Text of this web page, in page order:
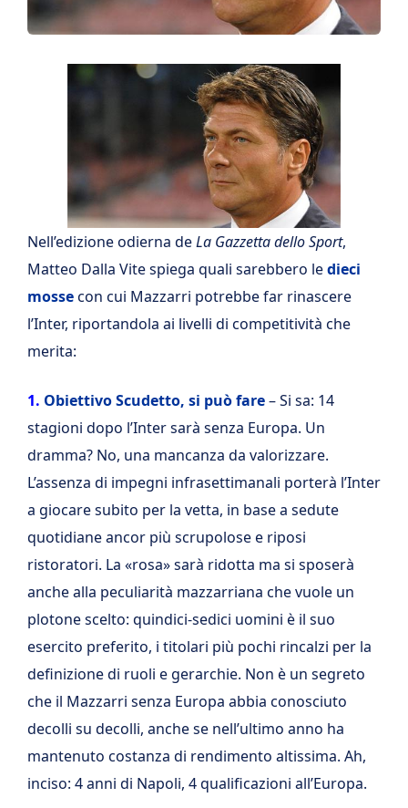
Nell’edizione odierna deLa Gazzetta dello Sport,
Matteo Dalla Vite spiega quali sarebbero ledieci
mossecon cui Mazzarri potrebbe far rinascere
l’Inter, riportandola ai livelli di competitività che
merita:
1. Obiettivo Scudetto, si può fare– Si sa: 14
stagioni dopo l’Inter sarà senza Europa. Un
dramma? No, una mancanza da valorizzare.
L’assenza di impegni infrasettimanali porterà l’Inter
a giocare subito per la vetta, in base a sedute
quotidiane ancor più scrupolose e riposi
ristoratori. La «rosa» sarà ridotta ma si sposerà
anche alla peculiarità mazzarriana che vuole un
plotone scelto: quindici-sedici uomini è il suo
esercito preferito, i titolari più pochi rincalzi per la
definizione di ruoli e gerarchie. Non è un segreto
che il Mazzarri senza Europa abbia conosciuto
decolli su decolli, anche se nell’ultimo anno ha
mantenuto costanza di rendimento altissima. Ah,
inciso: 4 anni di Napoli, 4 qualificazioni all’Europa.